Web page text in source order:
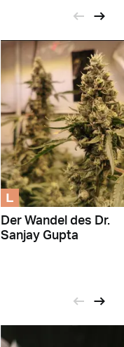
L
Der Wandel des Dr.
Sanjay Gupta